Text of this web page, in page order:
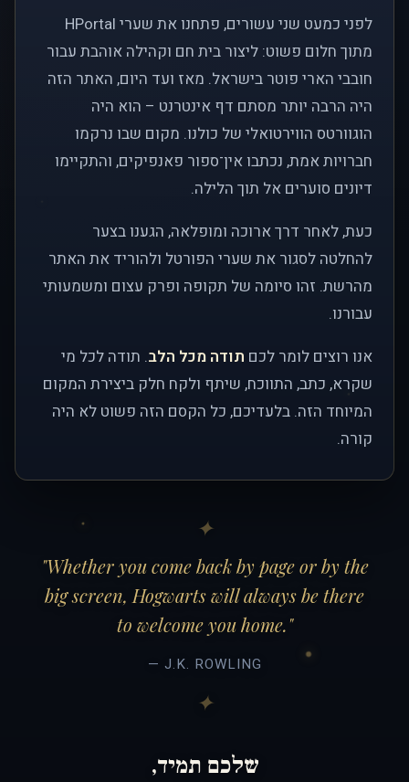
לפני כמעט שני עשורים, פתחנו את שערי HPortal
מתוך חלום פשוט: ליצור בית חם וקהילה אוהבת עבור
חובבי הארי פוטר בישראל. מאז ועד היום, האתר הזה
היה הרבה יותר מסתם דף אינטרנט – הוא היה
הוגוורטס הווירטואלי של כולנו. מקום שבו נרקמו
חברויות אמת, נכתבו אין־ספור פאנפיקים, והתקיימו
דיונים סוערים אל תוך הלילה.
כעת, לאחר דרך ארוכה ומופלאה, הגענו בצער
להחלטה לסגור את שערי הפורטל ולהוריד את האתר
מהרשת. זהו סיומה של תקופה ופרק עצום ומשמעותי
עבורנו.
אנו רוצים לומר לכם תודה מכל הלב. תודה לכל מי
שקרא, כתב, התווכח, שיתף ולקח חלק ביצירת המקום
המיוחד הזה. בלעדיכם, כל הקסם הזה פשוט לא היה
קורה.
"Whether you come back by page or by the
big screen, Hogwarts will always be there
to welcome you home."
— J.K. ROWLING
שלכם תמיד,